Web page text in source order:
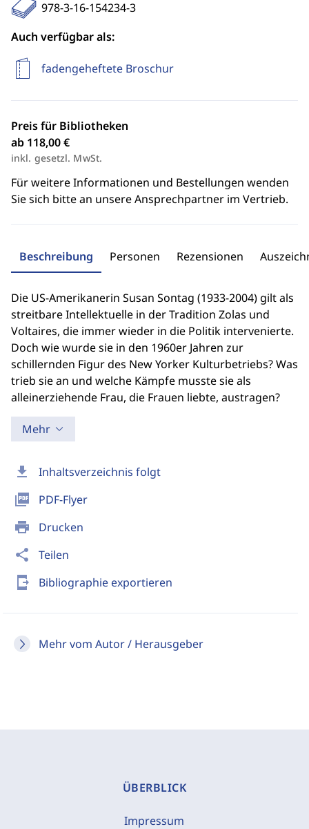
download Inhaltsverzeichnis folgt
picture_as_pdf PDF-Flyer
print Drucken
share Teilen
send_to_mobile Bibliographie exportieren
Mehr vom Autor / Herausgeber
978-3-16-154234-3
Auch verfügbar als:
fadengeheftete Broschur
Preis für Bibliotheken
ab 118,00 €
inkl. gesetzl. MwSt.
Für weitere Informationen und Bestellungen wenden
Sie sich bitte an unsere Ansprechpartner im Vertrieb.
Beschreibung Personen Rezensionen
Die US-Amerikanerin Susan Sontag (1933-2004) gilt als
streitbare Intellektuelle in der Tradition Zolas und
Voltaires, die immer wieder in die Politik intervenierte.
Doch wie wurde sie in den 1960er Jahren zur
schillernden Figur des New Yorker Kulturbetriebs? Was
trieb sie an und welche Kämpfe musste sie als
alleinerziehende Frau, die Frauen liebte, austragen?
Mehr
ÜBERBLICK
Impressum